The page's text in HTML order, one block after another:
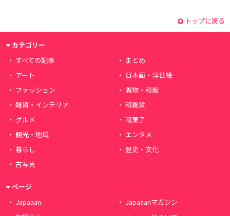
トップに戻る
カテゴリー
すべての記事
まとめ
アート
日本画・浮世絵
ファッション
着物・和服
雑貨・インテリア
和雑貨
グルメ
和菓子
観光・地域
エンタメ
暮らし
歴史・文化
古写真
ページ
Japaaan
Japaaanマガジン